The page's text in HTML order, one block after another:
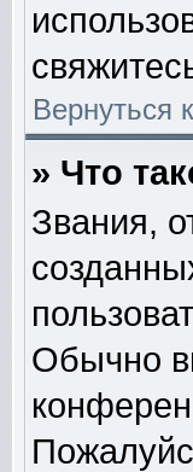
Вернуться
» Что
Звания,
Обычно